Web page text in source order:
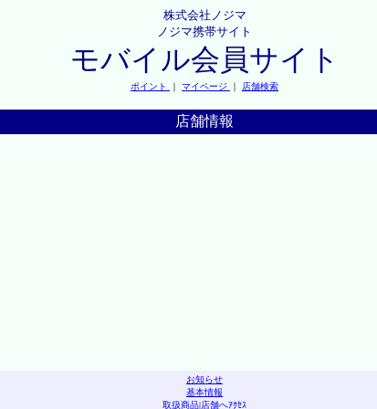
株式会社ノジマ
ノジマ携帯サイト
モバイル会員サイト
ポイント ｜ マイページ ｜ 店舗検索
店舗情報
お知らせ
基本情報
取扱商品|店舗へｱｸｾｽ